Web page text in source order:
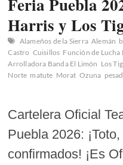
Harris y Los
Alameños de la Sierra Alemán
Castro Cuisillos Función de Lucha
Arrolladora Banda El Limón Los
Norte matute Morat Ozuna
Cartelera Oficial
Puebla 2026:
confirmados! ¡Es